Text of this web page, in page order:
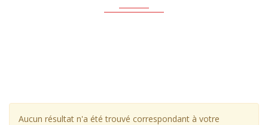
Aucun résultat n'a été trouvé correspondant à votre